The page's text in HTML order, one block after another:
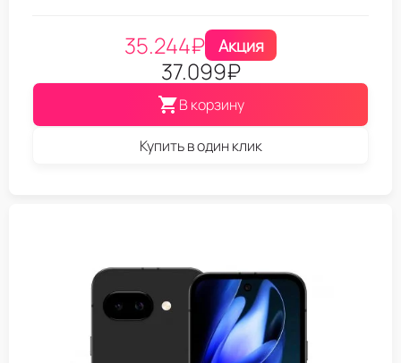
35.244₽ Акция
37.099₽
В корзину
Купить в один клик